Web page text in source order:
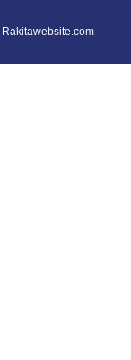
Rakitawebsite.com